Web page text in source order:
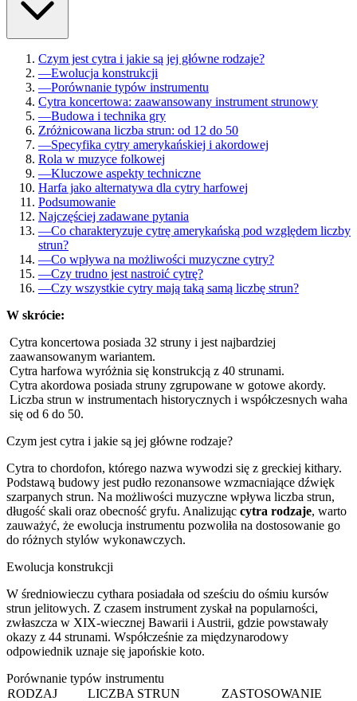
Czym jest cytra i jakie są jej główne rodzaje?
—Ewolucja konstrukcji
—Porównanie typów instrumentu
Cytra koncertowa: zaawansowany instrument strunowy
—Budowa i technika gry
Zróżnicowana liczba strun: od 12 do 50
—Specyfika cytry amerykańskiej i akordowej
Rola w muzyce folkowej
—Kluczowe aspekty techniczne
Harfa jako alternatywa dla cytry harfowej
Podsumowanie
Najczęściej zadawane pytania
—Co charakteryzuje cytrę amerykańską pod względem liczby
strun?
—Co wpływa na możliwości muzyczne cytry?
—Czy trudno jest nastroić cytrę?
—Czy wszystkie cytry mają taką samą liczbę strun?
W skrócie:
Cytra koncertowa posiada 32 struny i jest najbardziej
zaawansowanym wariantem.
Cytra harfowa wyróżnia się konstrukcją z 40 strunami.
Cytra akordowa posiada struny zgrupowane w gotowe akordy.
Liczba strun w instrumentach historycznych i współczesnych waha
się od 6 do 50.
Czym jest cytra i jakie są jej główne rodzaje?
Cytra to chordofon, którego nazwa wywodzi się z greckiej kithary.
Podstawą budowy jest pudło rezonansowe wzmacniające dźwięk
szarpanych strun. Na możliwości muzyczne wpływa liczba strun,
długość skali oraz obecność gryfu. Analizując cytra rodzaje, warto
zauważyć, że ewolucja instrumentu pozwoliła na dostosowanie go
do różnych stylów wykonawczych.
Ewolucja konstrukcji
W średniowieczu cythara posiadała od sześciu do ośmiu kursów
strun jelitowych. Z czasem instrument zyskał na popularności,
zwłaszcza w XIX-wiecznej Bawarii i Austrii, gdzie powstawały
okazy z 44 strunami. Współcześnie za międzynarodowy
odpowiednik uznaje się japońskie koto.
Porównanie typów instrumentu
RODZAJ
LICZBA STRUN
ZASTOSOWANIE